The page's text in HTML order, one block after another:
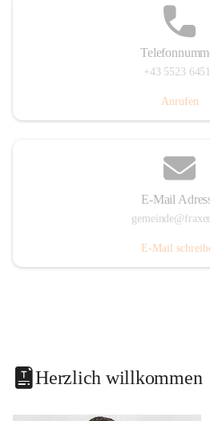
+43 5523
Anrufen
E-Mail
E-Mail
Herzlich willkommen